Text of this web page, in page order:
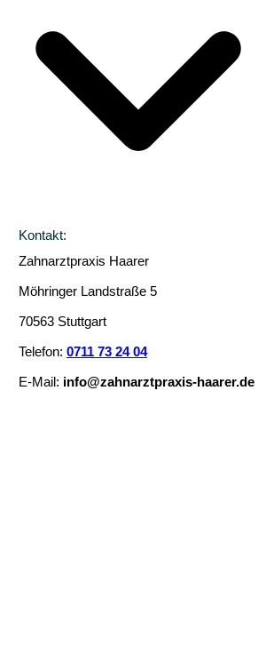
Kontakt:
Zahnarztpraxis Haarer
Möhringer Landstraße 5
70563 Stuttgart
Telefon: 0711 73 24 04
E-Mail: info@zahnarztpraxis-haarer.de